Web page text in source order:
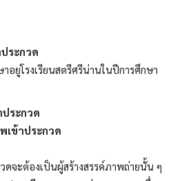
ระกวด
อยู่โรงเรียนสตรีศรีน่านในปีการศึกษา
ระกวด
เข้าประกวด
ดจะต้องเป็นผู้สร้างสรรค์ภาพถ่ายนั้น ๆ